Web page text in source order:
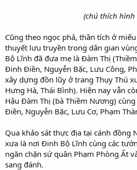
(chú thích hình
Cũng theo ngọc phả, thần tích ở
thuyết lưu truyền trong dân gian
Bộ Lĩnh đã đưa mẹ là Đàm Thị
Đinh Điền, Nguyễn Bặc, Lưu Công,
xây dựng đồn lũy ở trang Thụy Thú
Hưng Hà, Thái Bình). Hiện nay vẫn
Hậu Đàm Thị (bà Thiềm Nương)
Điền, Nguyễn Bặc, Lưu Cơ, Phạm
Qua khảo sát thực địa tại cánh đồng
xưa là nơi Đinh Bộ Lĩnh cùng các
ngăn chặn sứ quân Phạm Phòng Ất
sang đánh.